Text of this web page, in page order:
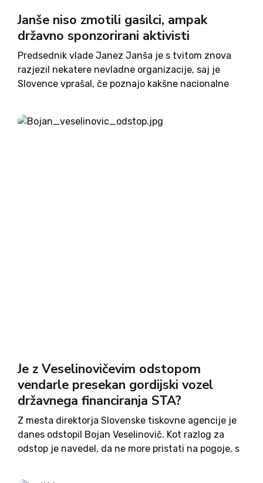
Janše niso zmotili gasilci, ampak
državno sponzorirani aktivisti
Predsednik vlade Janez Janša je s tvitom znova
razjezil nekatere nevladne organizacije, saj je
Slovence vprašal, če poznajo kakšne nacionalne
Glas ljudstva. Slednje so se na tvit ogorčeno
odzvale, pritrjuje pa jim tudi...
Je z Veselinovičevim odstopom
vendarle presekan gordijski vozel
državnega financiranja STA?
Z mesta direktorja Slovenske tiskovne agencije je
danes odstopil Bojan Veselinovič. Kot razlog za
odstop je navedel, da ne more pristati na pogoje, s
javno službo. Slednjega ni že 273 dni, a razlog za...